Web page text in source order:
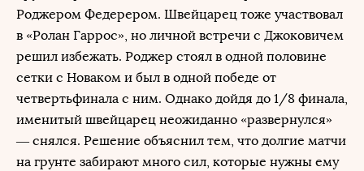
Роджером Федерером. Швейцарец тоже участвовал
в «Ролан Гаррос», но личной встречи с Джоковичем
решил избежать. Роджер стоял в одной половине
сетки с Новаком и был в одной победе от
четвертьфинала с ним. Однако дойдя до 1/8 финала,
именитый швейцарец неожиданно «развернулся»
— снялся. Решение объяснил тем, что долгие матчи
на грунте забирают много сил, которые нужны ему